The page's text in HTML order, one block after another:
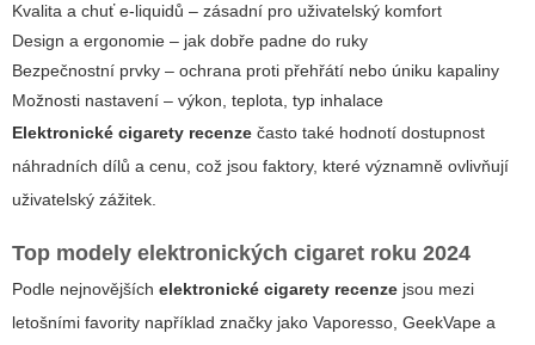
Kvalita a chuť e-liquidů – zásadní pro uživatelský komfort
Design a ergonomie – jak dobře padne do ruky
Bezpečnostní prvky – ochrana proti přehřátí nebo úniku kapaliny
Možnosti nastavení – výkon, teplota, typ inhalace
Elektronické cigarety recenze často také hodnotí dostupnost
náhradních dílů a cenu, což jsou faktory, které významně ovlivňují
uživatelský zážitek.
Top modely elektronických cigaret roku 2024
Podle nejnovějších elektronické cigarety recenze jsou mezi
letošními favority například značky jako Vaporesso, GeekVape a